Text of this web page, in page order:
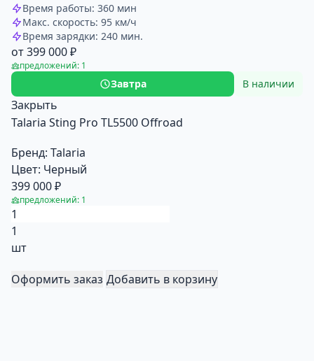
Время работы: 360 мин
Макс. скорость: 95 км/ч
Время зарядки: 240 мин.
от 399 000 ₽
предложений: 1
Завтра В наличии
Закрыть
Talaria Sting Pro TL5500 Offroad
Бренд: Talaria
Цвет: Черный
399 000 ₽
предложений: 1
1
шт
Оформить заказ Добавить в корзину